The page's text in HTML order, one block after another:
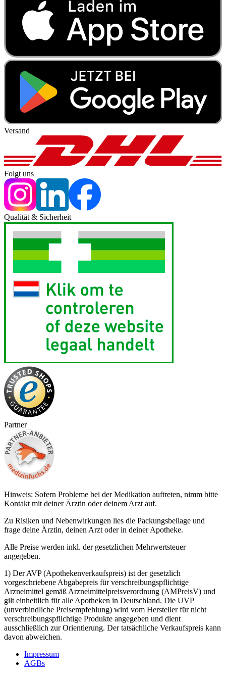
Versand
Folgt uns
Qualität & Sicherheit
Partner
Hinweis: Sofern Probleme bei der Medikation auftreten, nimm bitte
Kontakt mit deiner Ärztin oder deinem Arzt auf.
Zu Risiken und Nebenwirkungen lies die Packungsbeilage und
frage deine Ärztin, deinen Arzt oder in deiner Apotheke.
Alle Preise werden inkl. der gesetzlichen Mehrwertsteuer
angegeben.
1) Der AVP (Apothekenverkaufspreis) ist der gesetzlich
vorgeschriebene Abgabepreis für verschreibungspflichtige
Arzneimittel gemäß Arzneimittelpreisverordnung (AMPreisV) und
gilt einheitlich für alle Apotheken in Deutschland. Die UVP
(unverbindliche Preisempfehlung) wird vom Hersteller für nicht
verschreibungspflichtige Produkte angegeben und dient
ausschließlich zur Orientierung. Der tatsächliche Verkaufspreis kann
davon abweichen.
Impressum
AGBs